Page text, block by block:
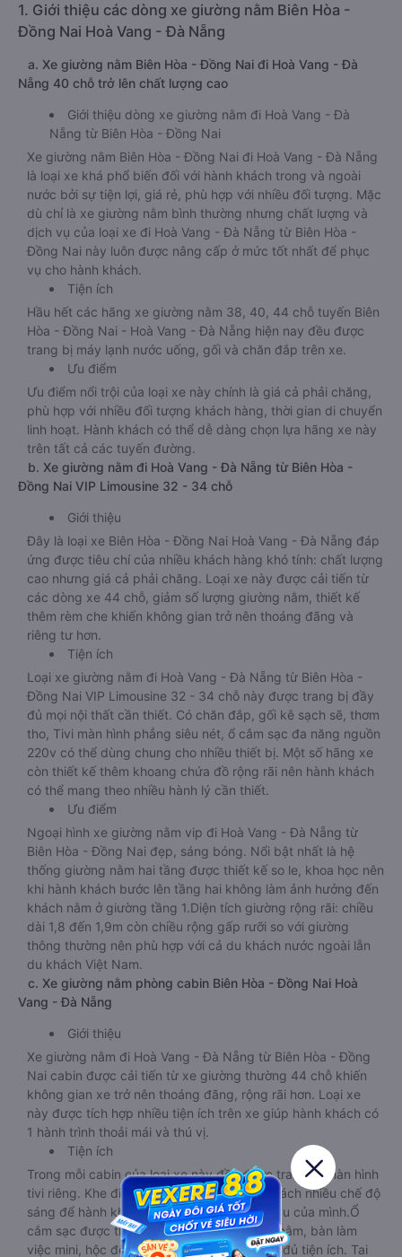
1. Giới thiệu các dòng xe giường nằm Biên Hòa -
Đồng Nai Hoà Vang - Đà Nẵng
a. Xe giường nằm Biên Hòa - Đồng Nai đi Hoà Vang - Đà
Nẵng 40 chỗ trở lên chất lượng cao
Giới thiệu dòng xe giường nằm đi Hoà Vang - Đà
Nẵng từ Biên Hòa - Đồng Nai
Xe giường nằm Biên Hòa - Đồng Nai đi Hoà Vang - Đà Nẵng
là loại xe khá phổ biến đối với hành khách trong và ngoài
nước bởi sự tiện lợi, giá rẻ, phù hợp với nhiều đối tượng. Mặc
dù chỉ là xe giường nằm bình thường nhưng chất lượng và
dịch vụ của loại xe đi Hoà Vang - Đà Nẵng từ Biên Hòa -
Đồng Nai này luôn được nâng cấp ở mức tốt nhất để phục
vụ cho hành khách.
Tiện ích
Hầu hết các hãng xe giường nằm 38, 40, 44 chỗ tuyến Biên
Hòa - Đồng Nai - Hoà Vang - Đà Nẵng hiện nay đều được
trang bị máy lạnh nước uống, gối và chăn đắp trên xe.
Ưu điểm
Ưu điểm nổi trội của loại xe này chính là giá cả phải chăng,
phù hợp với nhiều đối tượng khách hàng, thời gian di chuyển
linh hoạt. Hành khách có thể dễ dàng chọn lựa hãng xe này
trên tất cả các tuyến đường.
b. Xe giường nằm đi Hoà Vang - Đà Nẵng từ Biên Hòa -
Đồng Nai VIP Limousine 32 - 34 chỗ
Giới thiệu
Đây là loại xe Biên Hòa - Đồng Nai Hoà Vang - Đà Nẵng đáp
ứng được tiêu chí của nhiều khách hàng khó tính: chất lượng
cao nhưng giá cả phải chăng. Loại xe này được cải tiến từ
các dòng xe 44 chỗ, giảm số lượng giường nằm, thiết kế
thêm rèm che khiến không gian trở nên thoáng đãng và
riêng tư hơn.
Tiện ích
Loại xe giường nằm đi Hoà Vang - Đà Nẵng từ Biên Hòa -
Đồng Nai VIP Limousine 32 - 34 chỗ này được trang bị đầy
đủ mọi nội thất cần thiết. Có chăn đắp, gối kê sạch sẽ, thơm
tho, Tivi màn hình phẳng siêu nét, ổ cắm sạc đa năng nguồn
220v có thể dùng chung cho nhiều thiết bị. Một số hãng xe
còn thiết kế thêm khoang chứa đồ rộng rãi nên hành khách
có thể mang theo nhiều hành lý cần thiết.
Ưu điểm
Ngoại hình xe giường nằm vip đi Hoà Vang - Đà Nẵng từ
Biên Hòa - Đồng Nai đẹp, sáng bóng. Nổi bật nhất là hệ
thống giường nằm hai tầng được thiết kế so le, khoa học nên
khi hành khách bước lên tầng hai không làm ảnh hưởng đến
khách nằm ở giường tầng 1.Diện tích giường rộng rãi: chiều
dài 1,8 đến 1,9m còn chiều rộng gấp rưỡi so với giường
thông thường nên phù hợp với cả du khách nước ngoài lẫn
du khách Việt Nam.
c. Xe giường nằm phòng cabin Biên Hòa - Đồng Nai Hoà
Vang - Đà Nẵng
Giới thiệu
Xe giường nằm đi Hoà Vang - Đà Nẵng từ Biên Hòa - Đồng
Nai cabin được cải tiến từ xe giường thường 44 chỗ khiến
không gian xe trở nên thoáng đãng, rộng rãi hơn. Loại xe
này được tích hợp nhiều tiện ích trên xe giúp hành khách có
1 hành trình thoải mái và thú vị.
Tiện ích
Trong mỗi cabin của loại xe này đều được trang bị màn hình
tivi riêng. Khe điều hòa mát lạnh, đèn đọc sách nhiều chế độ
sáng để hành khách điều chỉnh theo nhu cầu của mình.Ổ
cắm sạc được thiết kế ngay bên cạnh chỗ nằm, bàn làm
việc mini, hộc để cốc chén, nước uống đầy đủ tiện ích. Tai